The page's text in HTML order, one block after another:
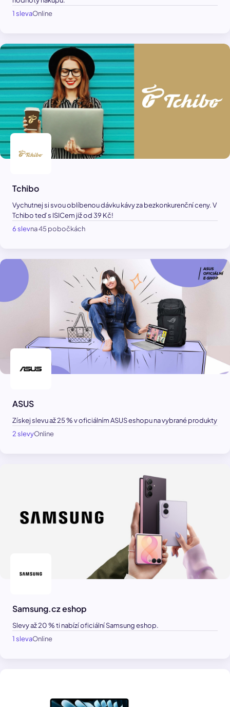
1 slevaOnline
Tchibo
Vychutnej si svou oblíbenou dávku kávy za bezkonkurenční ceny. V
Tchibo teď s ISICem již od 39 Kč!
6 slevna 45 pobočkách
ASUS
Získej slevu až 25 % v oficiálním ASUS eshopu na vybrané produkty
2 slevyOnline
Samsung.cz eshop
Slevy až 20 % ti nabízí oficiální Samsung eshop.
1 slevaOnline